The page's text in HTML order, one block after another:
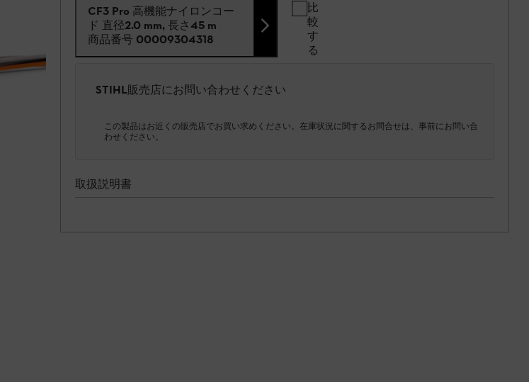
CF3 Pro 高機能ナイロンコー
ド 直径2.0 mm, 長さ45 m
商品番号 00009304318
比
較
す
る
STIHL販売店にお問い合わせください
この製品はお近くの販売店でお買い求めください。在庫状況に関するお問合せは、事前にお問い合
わせください。
取扱説明書